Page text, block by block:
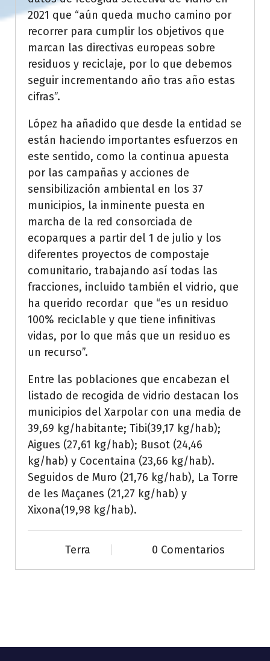
2021 que “aún queda mucho camino por
recorrer para cumplir los objetivos que
marcan las directivas europeas sobre
residuos y reciclaje, por lo que debemos
seguir incrementando año tras año estas
cifras”.
López ha añadido que desde la entidad se
están haciendo importantes esfuerzos en
este sentido, como la continua apuesta
por las campañas y acciones de
sensibilización ambiental en los 37
municipios, la inminente puesta en
marcha de la red consorciada de
ecoparques a partir del 1 de julio y los
diferentes proyectos de compostaje
comunitario, trabajando así todas las
fracciones, incluido también el vidrio, que
ha querido recordar que “es un residuo
100% reciclable y que tiene infinitivas
vidas, por lo que más que un residuo es
un recurso”.
Entre las poblaciones que encabezan el
listado de recogida de vidrio destacan los
municipios del Xarpolar con una media de
39,69 kg/habitante; Tibi(39,17 kg/hab);
Aigues (27,61 kg/hab); Busot (24,46
kg/hab) y Cocentaina (23,66 kg/hab).
Seguidos de Muro (21,76 kg/hab), La Torre
de les Maçanes (21,27 kg/hab) y
Xixona(19,98 kg/hab).
Terra 0 Comentarios